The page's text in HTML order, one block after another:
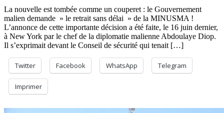
La nouvelle est tombée comme un couperet : le Gouvernement
malien demande » le retrait sans délai » de la MINUSMA !
L’annonce de cette importante décision a été faite, le 16 juin dernier,
à New York par le chef de la diplomatie malienne Abdoulaye Diop.
Il s’exprimait devant le Conseil de sécurité qui tenait […]
Twitter Facebook WhatsApp Telegram
Imprimer